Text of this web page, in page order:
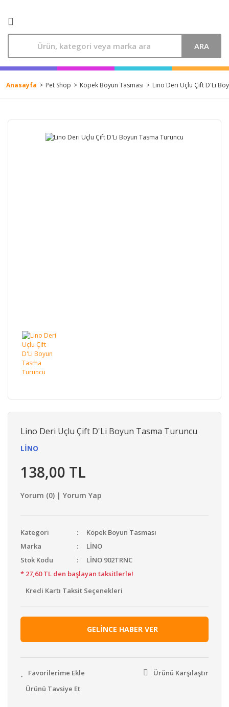
ARA
Anasayfa Pet Shop Köpek Boyun Tasması Lino Deri Uçlu Çift D'Li
Lino Deri Uçlu Çift D'Li Boyun Tasma Turuncu
LİNO
138,00 TL
Yorum (0) | Yorum Yap
Kategori
Köpek Boyun Tasması
Marka
LİNO
Stok Kodu
LİNO 902TRNC
* 27,60 TL den başlayan taksitlerle!
Kredi Kartı Taksit Seçenekleri
GELİNCE HABER VER
Ürünü Karşılaştır
Ürünü Tavsiye Et